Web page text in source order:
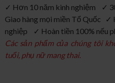
✓ Hơn 10 năm kinh nghiệm ✓
Giao hàng mọi miền Tổ Quốc ✓
nghiệp ✓ Hoàn tiền 100% nếu
Các sản phẩm của chúng tôi
tuổi, phụ nữ mang thai.